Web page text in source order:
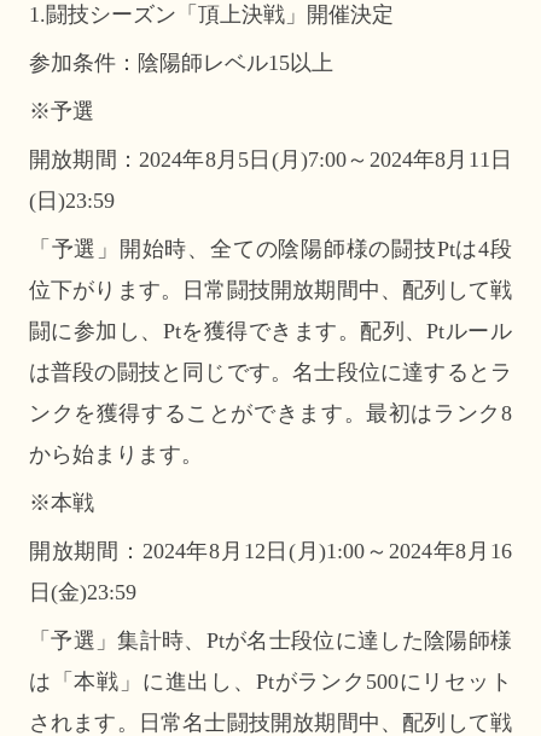
1.闘技シーズン「頂上決戦」開催決定
参加条件：陰陽師レベル15以上
※予選
開放期間：2024年8月5日(月)7:00～2024年8月11日
(日)23:59
「予選」開始時、全ての陰陽師様の闘技Ptは4段
位下がります。日常闘技開放期間中、配列して戦
闘に参加し、Ptを獲得できます。配列、Ptルール
は普段の闘技と同じです。名士段位に達するとラ
ンクを獲得することができます。最初はランク8
から始まります。
※本戦
開放期間：2024年8月12日(月)1:00～2024年8月16
日(金)23:59
「予選」集計時、Ptが名士段位に達した陰陽師様
は「本戦」に進出し、Ptがランク500にリセット
されます。日常名士闘技開放期間中、配列して戦